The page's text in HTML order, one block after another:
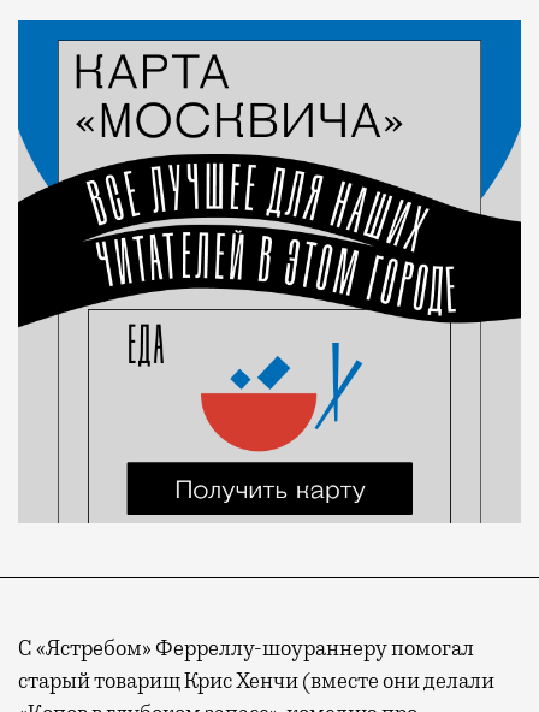
С «Ястребом» Ферреллу-шоураннеру помогал
старый товарищ Крис Хенчи (вместе они делали